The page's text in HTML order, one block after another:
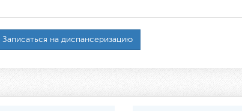
Записаться на диспансеризацию